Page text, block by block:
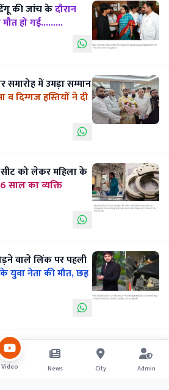
की जांच केदौरान
हो गई.........
में उमड़ा सम्मान
दिग्गज हस्तियों ने दी
को लेकर महिला के
साल का व्यक्ति
वाले लिंक पर पहली
युवा नेता की मौत, छह
Video News City Admin